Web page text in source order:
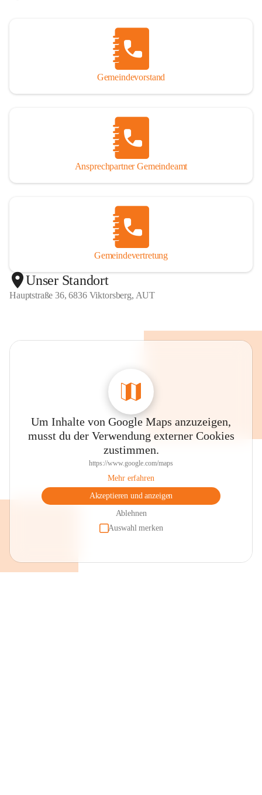
Gemeindevorstand
Ansprechpartner Gemeindeamt
Gemeindevertretung
Unser Standort
Hauptstraße 36, 6836 Viktorsberg, AUT
Um Inhalte von Google Maps anzuzeigen,
musst du der Verwendung externer Cookies
zustimmen.
https://www.google.com/maps
Mehr erfahren
Akzeptieren und anzeigen
Ablehnen
Auswahl merken